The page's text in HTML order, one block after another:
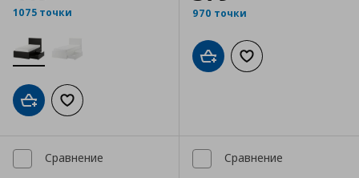
1075 точки
Добави в кошницата
Добави към списъка с любими
970 точки
Добави в кошницата
Добави към
Сравнение Сравнение